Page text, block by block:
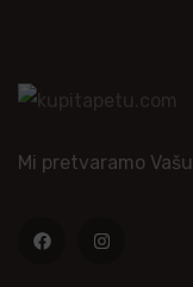
Mi pretvaramo